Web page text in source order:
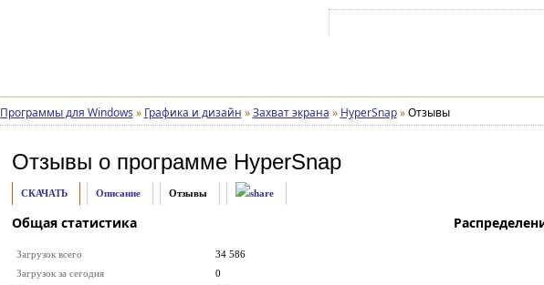
Программы для Windows » Графика и дизайн » Захват экрана » HyperSnap » Отзывы
Отзывы о программе HyperSnap
СКАЧАТЬ Описание Отзывы
Общая статистика
Загрузок всего
34 586
Загрузок за сегодня
0